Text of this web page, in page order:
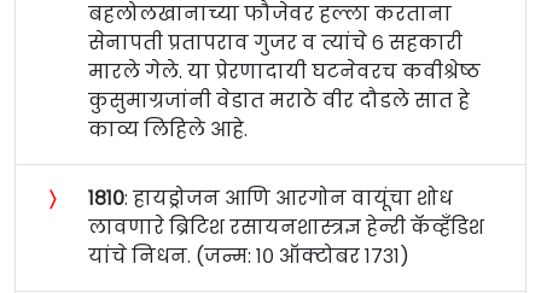
बहलोलखानाच्या फौजेवर हल्ला करताना
सेनापती प्रतापराव गुजर व त्यांचे ६ सहकारी
मारले गेले. या प्रेरणादायी घटनेवरच कवीश्रेष्ठ
कुसुमाग्रजांनी वेडात मराठे वीर दौडले सात हे
काव्य लिहिले आहे.
〉 १८१०: हायड्रोजन आणि आरगोन वायूंचा शोध
लावणारे ब्रिटिश रसायनशास्त्रज्ञ हेन्‍री कॅव्हँडिश
यांचे निधन. (जन्म: १० ऑक्टोबर १७३१)